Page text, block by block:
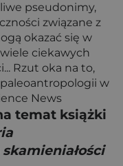
pseudonimy,
związane z
okazać się w
ciekawych
Rzut oka na to,
w
News
temat książki